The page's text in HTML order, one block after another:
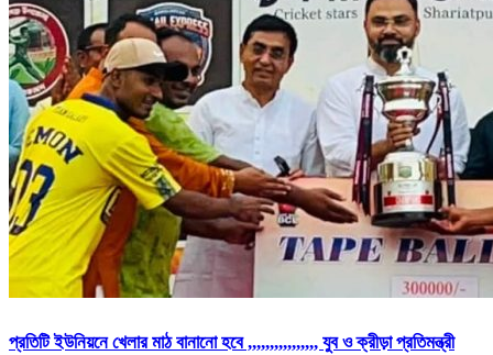
প্রতিটি ইউনিয়নে খেলার মাঠ বানানো হবে ,,,,,,,,,,,,,,,, যুব ও ক্রীড়া প্রতিমন্ত্রী